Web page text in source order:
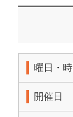
曜日・
開催日